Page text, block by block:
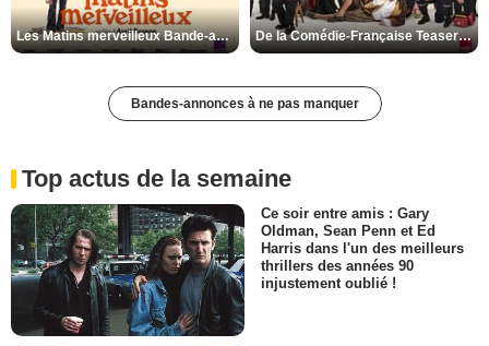
Les Matins merveilleux Bande-annonce VF De la Comédie-Française Teaser VF
Bandes-annonces à ne pas manquer
Top actus de la semaine
Ce soir entre amis : Gary
Oldman, Sean Penn et Ed
Harris dans l'un des meilleurs
thrillers des années 90
injustement oublié !